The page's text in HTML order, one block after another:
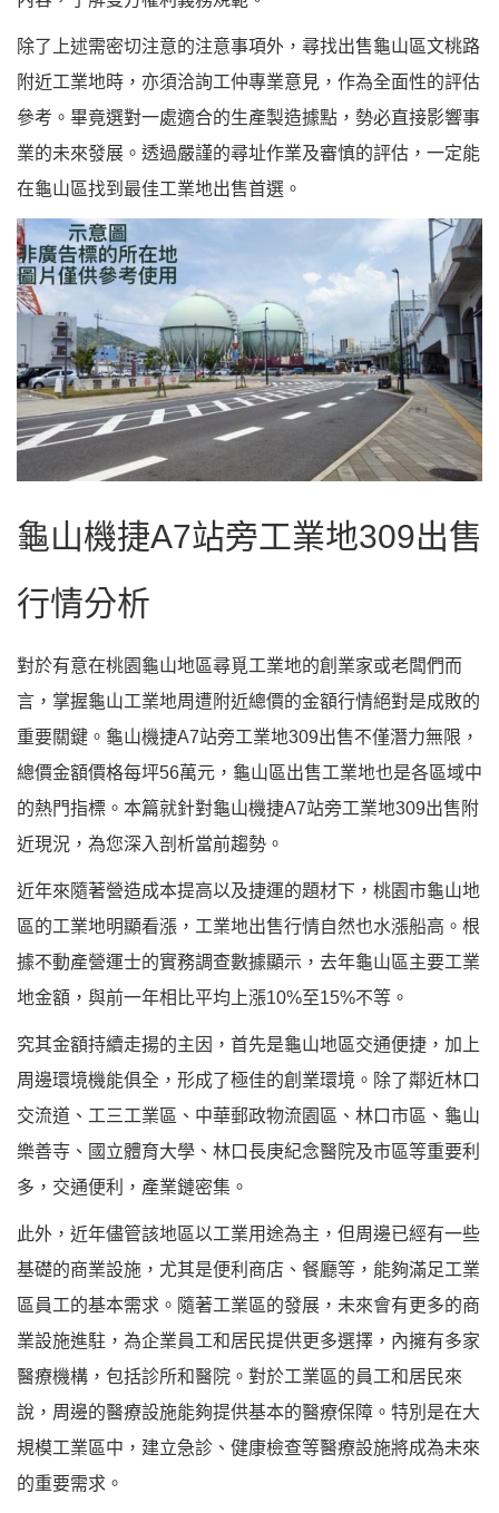
除了上述需密切注意的注意事項外，尋找出售龜山區文桃路
附近工業地時，亦須洽詢工仲專業意見，作為全面性的評估
參考。畢竟選對一處適合的生產製造據點，勢必直接影響事
業的未來發展。透過嚴謹的尋址作業及審慎的評估，一定能
在龜山區找到最佳工業地出售首選。
龜山機捷A7站旁工業地309出售
行情分析
對於有意在桃園龜山地區尋覓工業地的創業家或老闆們而
言，掌握龜山工業地周遭附近總價的金額行情絕對是成敗的
重要關鍵。龜山機捷A7站旁工業地309出售不僅潛力無限，
總價金額價格每坪56萬元，龜山區出售工業地也是各區域中
的熱門指標。本篇就針對龜山機捷A7站旁工業地309出售附
近現況，為您深入剖析當前趨勢。
近年來隨著營造成本提高以及捷運的題材下，桃園市龜山地
區的工業地明顯看漲，工業地出售行情自然也水漲船高。根
據不動產營運士的實務調查數據顯示，去年龜山區主要工業
地金額，與前一年相比平均上漲10%至15%不等。
究其金額持續走揚的主因，首先是龜山地區交通便捷，加上
周邊環境機能俱全，形成了極佳的創業環境。除了鄰近林口
交流道、工三工業區、中華郵政物流園區、林口市區、龜山
樂善寺、國立體育大學、林口長庚紀念醫院及市區等重要利
多，交通便利，產業鏈密集。
此外，近年儘管該地區以工業用途為主，但周邊已經有一些
基礎的商業設施，尤其是便利商店、餐廳等，能夠滿足工業
區員工的基本需求。隨著工業區的發展，未來會有更多的商
業設施進駐，為企業員工和居民提供更多選擇，內擁有多家
醫療機構，包括診所和醫院。對於工業區的員工和居民來
說，周邊的醫療設施能夠提供基本的醫療保障。特別是在大
規模工業區中，建立急診、健康檢查等醫療設施將成為未來
的重要需求。